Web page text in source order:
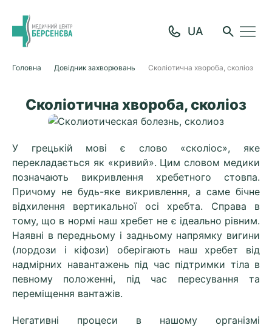
Головна Довідник захворювань Сколіотична хвороба, сколіоз
Сколіотична хвороба, сколіоз
У грецькій мові є слово «сколіос», яке
перекладається як «кривий». Цим словом медики
позначають викривлення хребетного стовпа.
Причому не будь-яке викривлення, а саме бічне
відхилення вертикальної осі хребта. Справа в
тому, що в нормі наш хребет не є ідеально рівним.
Наявні в передньому і задньому напрямку вигини
(лордози і кіфози) оберігають наш хребет від
надмірних навантажень під час підтримки тіла в
певному положенні, під час пересування та
переміщення вантажів.
Негативні процеси в нашому організмі